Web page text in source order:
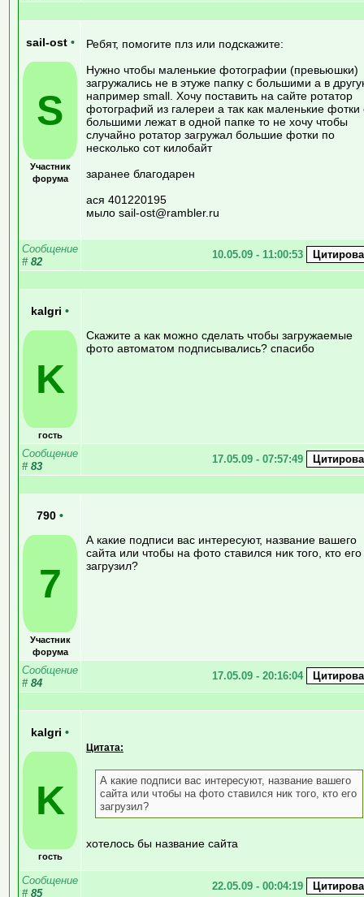
sail-ost •
S
Участник
форума
Ребят, помогите плз или подскажите:
Нужно чтобы маленькие фотографии (превьюшки)
загружались не в этуже папку с большими а в
например small. Хочу поставить на сайте ротатор
фотографий из галереи а так как маленькие фотки
большими лежат в одной папке то не хочу чтобы
случайно ротатор загружал большие фотки по
несколько сот килобайт
заранее благодарен
ася 401220195
мыло sail-ost@rambler.ru
Сообщение
# 82
10.05.09 - 11:00:53
kalgri •
K
гость
Скажите а как можно сделать чтобы загружаемые
фото автоматом подписывались? спасибо
Сообщение
# 83
17.05.09 - 07:57:49
790 •
7
Участник
форума
А какие подписи вас интересуют, название вашего
сайта или чтобы на фото ставился ник того, кто его
загрузил?
Сообщение
# 84
17.05.09 - 20:16:04
kalgri •
K
гость
Цитата:
А какие подписи вас интересуют, название вашего
сайта или чтобы на фото ставился ник того, кто его
загрузил?
хотелось бы название сайта
Сообщение
# 85
22.05.09 - 00:04:19